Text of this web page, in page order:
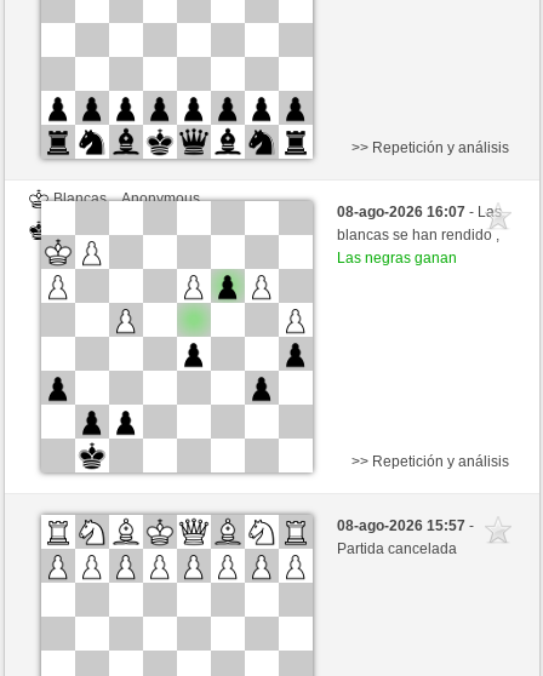
Blancas
Anonymous
>> Repetición y análisis
08-ago-2026 16:07- Las
blancas se han rendido ,
Las negras ganan
Blancas
gingerale (1187) (-7)
Negras
Frco66 (1399) (+7)
>> Repetición y análisis
08-ago-2026 15:57-
Partida cancelada